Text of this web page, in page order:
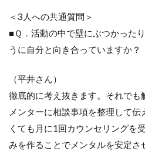
＜3人への共通質問＞
■Ｑ．活動の中で壁にぶつかった
うに自分と向き合っていますか？
（平井さん）
徹底的に考え抜きます。それでも
メンターに相談事項を整理して
くても月に1回カウンセリングを
みを作ることでメンタルを安定さ